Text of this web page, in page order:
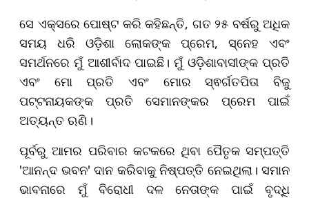
ସେ ଏକ୍ସରେ ପୋଷ୍ଟ କରି କହିଛନ୍ତି, ଗତ ୨୫ ବର୍ଷରୁ ଅଧିକ
ସମୟ ଧରି ଓଡ଼ିଶା ଲୋକଙ୍କ ପ୍ରେମ, ସ୍ନେହ ଏବଂ
ସମର୍ଥନରେ ମୁଁ ଆଶୀର୍ବାଦ ପାଇଛି। ମୁଁ ଓଡ଼ିଶାବାସୀଙ୍କ ପ୍ରତି
ଏବଂ ମୋ ପ୍ରତି ଏବଂ ମୋର ସ୍ଵର୍ଗତପିତା ବିଜୁ
ପଟ୍ଟନାୟକଙ୍କ ପ୍ରତି ସେମାନଙ୍କର ପ୍ରେମ ପାଇଁ
ଅତ୍ୟନ୍ତ ଋଣି।
ପୂର୍ବରୁ ଆମର ପରିବାର କଟକରେ ଥିବା ପୈତୃକ ସମ୍ପତ୍ତି
'ଆନନ୍ଦ ଭବନ' ଦାନ କରିବାକୁ ନିଷ୍ପତ୍ତି ନେଇଥିଲା। ସମାନ
ଭାବନାରେ ମୁଁ ବିରୋଧୀ ଦଳ ନେତାଙ୍କ ପାଇଁ ବୃଦ୍ଧି